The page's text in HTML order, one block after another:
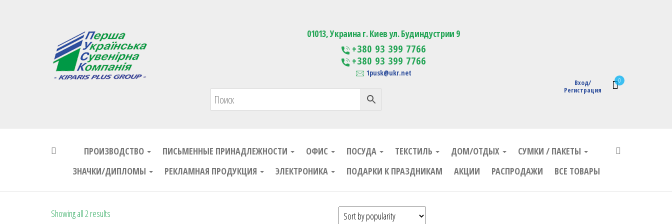
Первая Украинская Сувенирная Компания Изготовление сувенирной продукции с логотипом
0
Вход/
Регистрация
01013, Украина г. Киев ул. Будиндустрии 9
+380 93 399 7766
+380 93 399 7766
1pusk@ukr.net
ПРОИЗВОДСТВО ПИСЬМЕННЫЕ ПРИНАДЛЕЖНОСТИ ОФИС ПОСУДА ТЕКСТИЛЬ ДОМ/ОТДЫХ
СУМКИ / ПАКЕТЫ
ЗНАЧКИ/ДИПЛОМЫ
РЕКЛАМНАЯ ПРОДУКЦИЯ ЭЛЕКТРОНИКА ПОДАРКИ К ПРАЗДНИКАМ АКЦИИ РАСПРОДАЖИ ВСЕ ТОВАРЫ
Showing all 2 results